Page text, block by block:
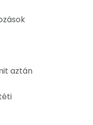
aztán